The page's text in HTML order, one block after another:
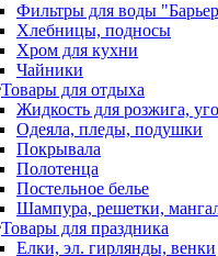
Фильтры для воды
Хлебницы, подносы
Хром для кухни
Чайники
Товары для отдыха
Жидкость для розжига,
Одеяла, пледы, подушки
Покрывала
Полотенца
Постельное белье
Шампура, решетки,
Товары для праздника
Елки, эл. гирлянды, венки